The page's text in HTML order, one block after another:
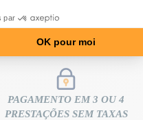
ESPECIALIZADO
gratuito e personalizado
PAGAMENTO EM 3 OU 4
PRESTAÇÕES SEM TAXAS